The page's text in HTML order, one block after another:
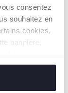
consentez
souhaitez en
cookies,
bannière,
demandé.